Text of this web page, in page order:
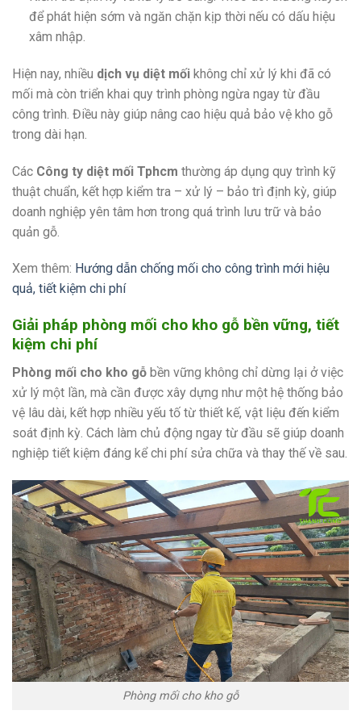
để phát hiện sớm và ngăn chặn kịp thời nếu có dấu hiệu
xâm nhập.
Hiện nay, nhiều dịch vụ diệt mối không chỉ xử lý khi đã có
mối mà còn triển khai quy trình phòng ngừa ngay từ đầu
công trình. Điều này giúp nâng cao hiệu quả bảo vệ kho gỗ
trong dài hạn.
Các Công ty diệt mối Tphcm thường áp dụng quy trình kỹ
thuật chuẩn, kết hợp kiểm tra – xử lý – bảo trì định kỳ, giúp
doanh nghiệp yên tâm hơn trong quá trình lưu trữ và bảo
quản gỗ.
Xem thêm: Hướng dẫn chống mối cho công trình mới hiệu
quả, tiết kiệm chi phí
Giải pháp phòng mối cho kho gỗ bền vững, tiết
kiệm chi phí
Phòng mối cho kho gỗ bền vững không chỉ dừng lại ở việc
xử lý một lần, mà cần được xây dựng như một hệ thống bảo
vệ lâu dài, kết hợp nhiều yếu tố từ thiết kế, vật liệu đến kiểm
soát định kỳ. Cách làm chủ động ngay từ đầu sẽ giúp doanh
nghiệp tiết kiệm đáng kể chi phí sửa chữa và thay thế về sau.
Phòng mối cho kho gỗ